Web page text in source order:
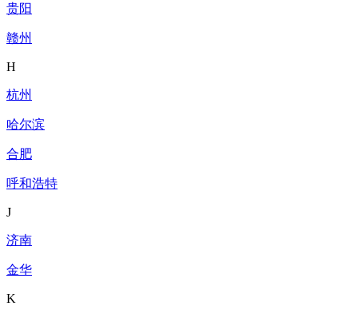
贵阳
赣州
H
杭州
哈尔滨
合肥
呼和浩特
J
济南
金华
K